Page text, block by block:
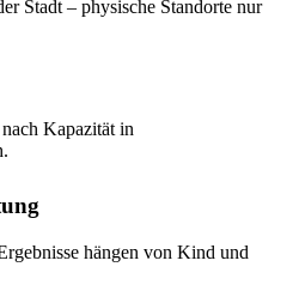
Stadt – physische Standorte nur
Kapazität in
hängen von Kind und